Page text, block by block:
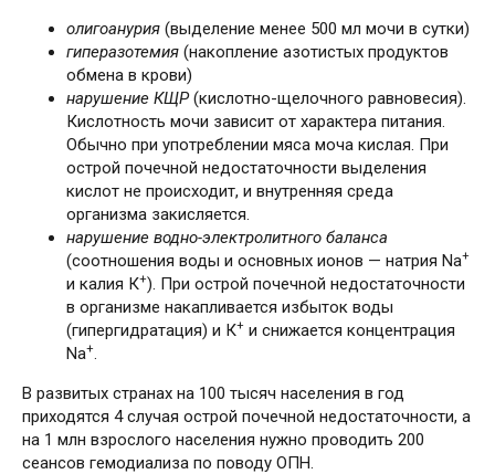
олигоанурия (выделение менее 500 мл мочи в сутки)
гиперазотемия (накопление азотистых продуктов
обмена в крови)
нарушение КЩР(кислотно-щелочного равновесия).
Кислотность мочи зависит от характера питания.
Обычно при употреблении мяса моча кислая. При
острой почечной недостаточности выделения
кислот не происходит, и внутренняя среда
организма закисляется.
нарушение водно-электролитного баланса
(соотношения воды и основных ионов — натрия Na+
и калия К+). При острой почечной недостаточности
в организме накапливается избыток воды
(гипергидратация) и К+ и снижается концентрация
Na+.
В развитых странах на 100 тысяч населения в год
приходятся 4 случая острой почечной недостаточности, а
на 1 млн взрослого населения нужно проводить 200
сеансов гемодиализа по поводу ОПН.